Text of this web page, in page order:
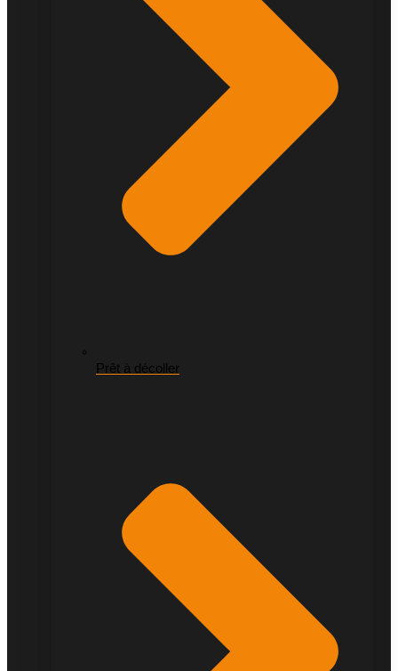
Prêt à décoller